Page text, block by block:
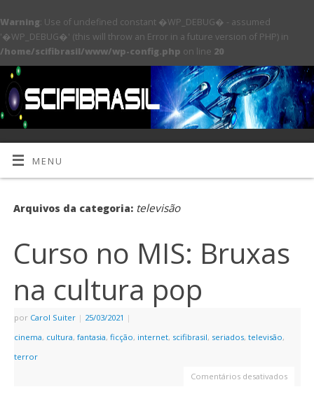
Warning: Use of undefined constant �WP_DEBUG� - assumed
'�WP_DEBUG�' (this will throw an Error in a future version of PHP) in
/home/scifibrasil/www/wp-config.php on line 20
MENU
Arquivos da categoria: televisão
Curso no MIS: Bruxas
na cultura pop
por Carol Suiter | 25/03/2021 |
cinema, cultura, fantasia, ficção, internet, scifibrasil, seriados, televisão,
terror
Comentários desativados